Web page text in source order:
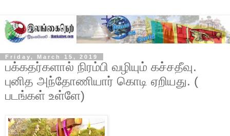
Friday, March 15, 2019
பக்கதர்களால் நிரம்பி வழியும் கச்சதீவு.
புனித அந்தோணியார் கொடி ஏறியது. (
படங்கள் உள்ளே)